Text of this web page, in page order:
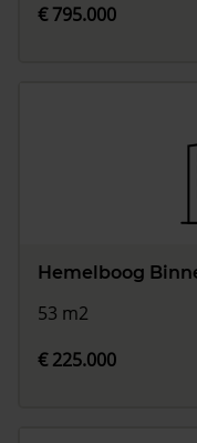
€ 795.000
Hemelboog
53 m2
€ 225.000